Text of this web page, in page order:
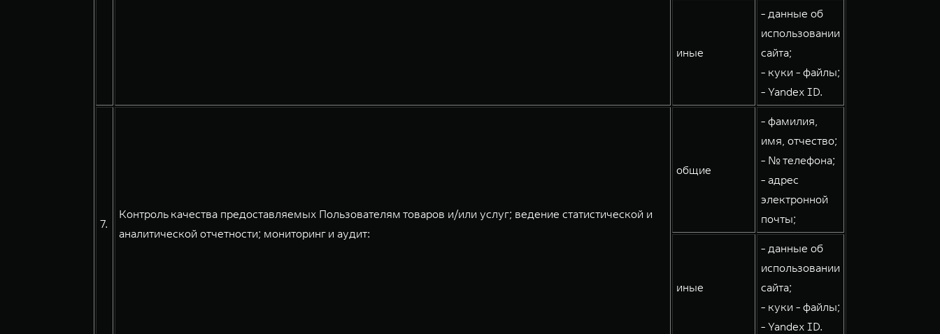
иные
- данные об
использовании
сайта;
- куки - файлы;
- Yandex ID.
7.
Контроль качества предоставляемых Пользователям товаров и/или услуг; ведение статистической и
аналитической отчетности; мониторинг и аудит:
общие
- фамилия,
имя, отчество;
- № телефона;
- адрес
электронной
почты;
иные
- данные об
использовании
сайта;
- куки - файлы;
- Yandex ID.